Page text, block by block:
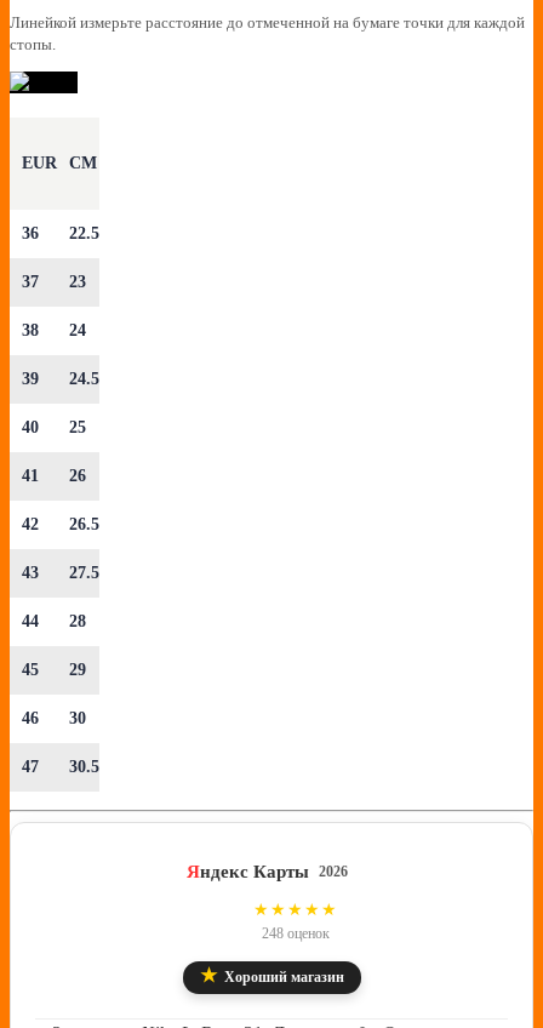
EUR CM
36 22.5
37 23
38 24
39 24.5
40 25
41 26
42 26.5
43 27.5
44 28
45 29
46 30
47 30.5
Линейкой измерьте расстояние до отмеченной на бумаге точки для каждой
стопы.
Яндекс Карты 2026
★★★★★
248 оценок
★ Хороший магазин